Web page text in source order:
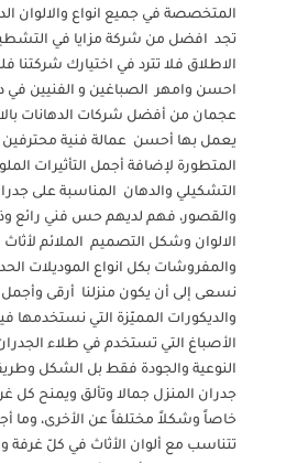
المتخصصة في جميع انواع والالوان
تجد افضل من شركة مزايا في
الاطلاق فلا تترد في اختيارك شركتنا
احسن وامهر الصباغين و الفنيين في
عجمان من أفضل شركات الدهانات
يعمل بها أحسن عمالة فنية
المتطورة لإضافة أجمل التأثيرات
التشكيلي والدهان المناسبة على
والقصور، فهم لديهم حس فني رائع
الالوان وشكل التصميم الملائم لأثاث
والمفروشات بكل انواع الموديلات
نسعى إلى أن يكون منزلنا أرقى
والديكورات المميّزة التي نستخدمها
الأصباغ التي تستخدم في طلاء
النوعية والجودة فقط بل الشكل
جدران المنزل جمالا وتألق ويمنح كل
خاصاً وشكلاً مختلفاً عن الأخرى، وما
تتناسب مع ألوان الأثاث في كلّ غرفة